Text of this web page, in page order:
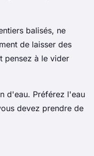
balisés, ne
de laisser des
pensez à le vider
d'eau. Préférez l'eau
devez prendre de